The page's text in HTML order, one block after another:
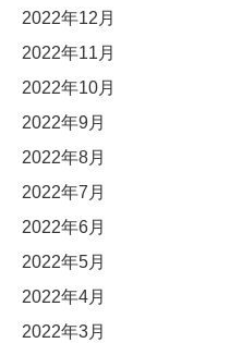
2022年12月
2022年11月
2022年10月
2022年9月
2022年8月
2022年7月
2022年6月
2022年5月
2022年4月
2022年3月